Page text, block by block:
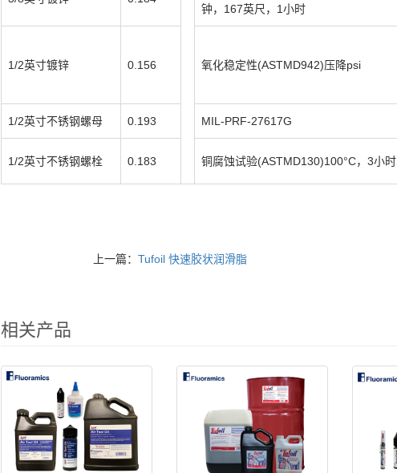
钟，167英尺，1小时
1/2英寸镀锌 0.156 氧化稳定性(ASTMD942)压降psi
1/2英寸不锈钢螺母 0.193 MIL-PRF-27617G
1/2英寸不锈钢螺栓 0.183 铜腐蚀试验(ASTMD130)100°C，3小时
上一篇：Tufoil 快速胶状润滑脂
相关产品